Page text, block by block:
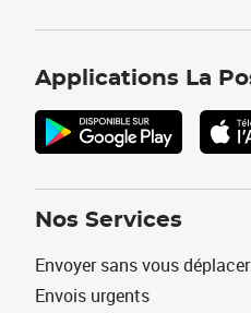
Applications La
Nos Services
Envoyer sans vous déplacer
Envois urgents